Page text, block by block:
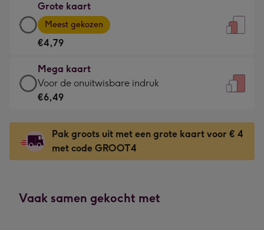
€3,49
-
Voor
kleine
gelukwens
-
120
x
160
mm
Grote kaart
Grote
kaart
-
€4,79
-
Meest
gekozen
Dimensions:
167
x
Meest gekozen
€4,79
Mega kaart
Mega
kaart
€6,49
-
Voor
indruk
Voor de onuitwisbare indruk
€6,49
Pak groots uit met een grote kaart voor € 4
met code GROOT4
Vaak samen gekocht met